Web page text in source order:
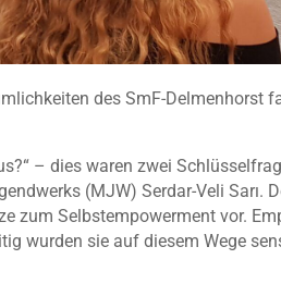
des SmF-
– dies waren zwei
(MJW) Serdar-Veli Sarı.
zum Selbstempowerment vor.
wurden sie auf diesem Wege